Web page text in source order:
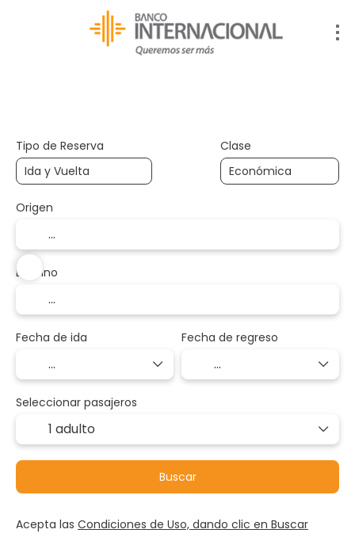
Tipo de Reserva Clase
Origen
Destino
Fecha de ida Fecha de regreso
Seleccionar pasajeros
1 adulto
Buscar
Acepta las Condiciones de Uso, dando clic en Buscar